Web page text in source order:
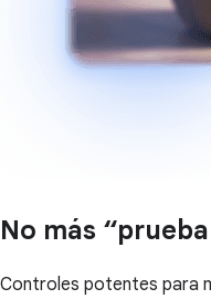
No más
Controles potentes para